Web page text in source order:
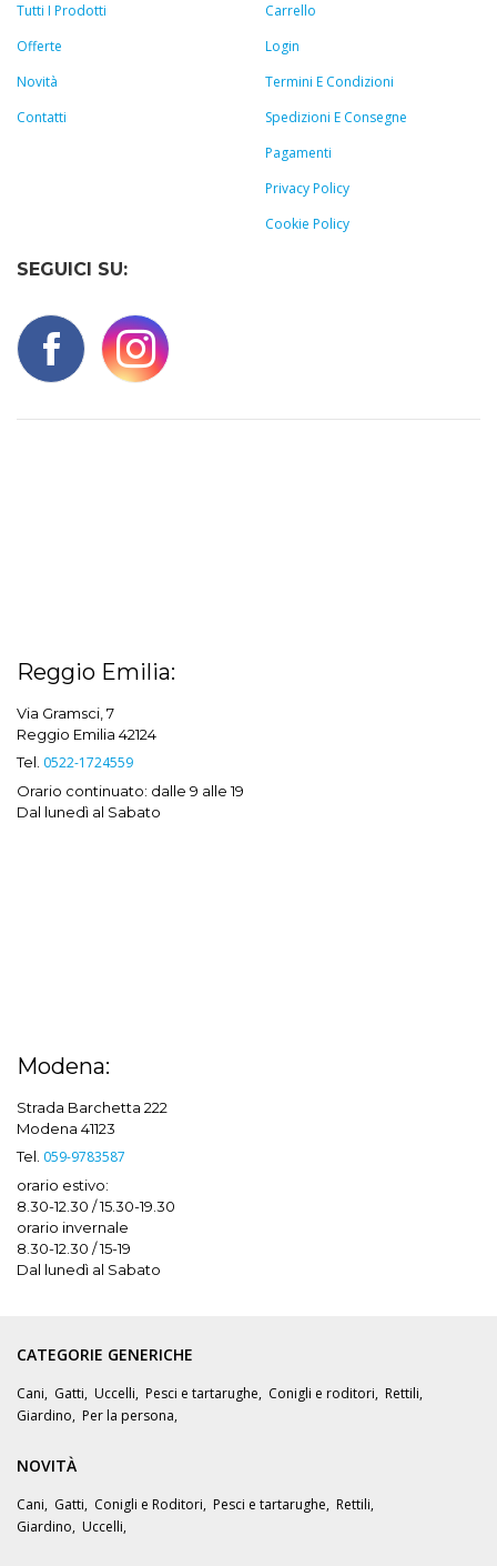
Tutti I Prodotti
Offerte
Novità
Contatti
Carrello
Login
Termini E Condizioni
Spedizioni E Consegne
Pagamenti
Privacy Policy
Cookie Policy
SEGUICI SU:
Reggio Emilia:
Via Gramsci, 7
Reggio Emilia 42124
Tel. 0522-1724559
Orario continuato: dalle 9 alle 19
Dal lunedì al Sabato
Modena:
Strada Barchetta 222
Modena 41123
Tel. 059-9783587
orario estivo:
8.30-12.30 / 15.30-19.30
orario invernale
8.30-12.30 / 15-19
Dal lunedì al Sabato
CATEGORIE GENERICHE
Cani, Gatti, Uccelli, Pesci e tartarughe, Conigli e roditori, Rettili,
Giardino, Per la persona,
NOVITÀ
Cani, Gatti, Conigli e Roditori, Pesci e tartarughe, Rettili,
Giardino, Uccelli,